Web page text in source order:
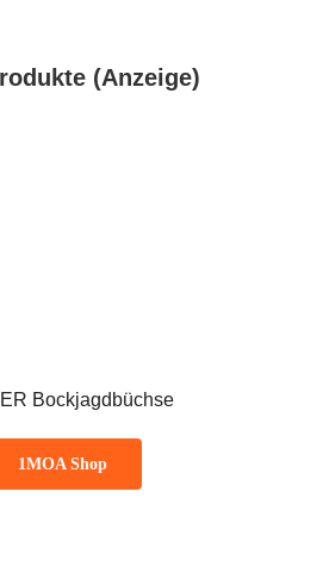
(Anzeige)
Bockjagdbüchse
1MOA Shop